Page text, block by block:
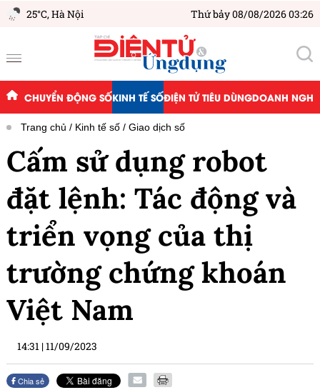
25°C,Hà Nội Thứ bảy 08/08/2026 03:26
CHUYỂN ĐỘNG SỐKINH TẾ SỐĐIỆN TỬ TIÊU DÙNGDOANH
Trang chủ Kinh tế số Giao dịch số
Cấm sử dụng robot
đặt lệnh: Tác động và
triển vọng của thị
trường chứng khoán
Việt Nam
14:31 |11/09/2023
Chia sẻ